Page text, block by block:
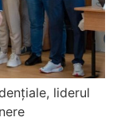
liderul